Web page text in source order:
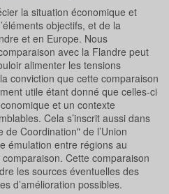
la situation économique et
objectifs, et de la
et en Europe. Nous
avec la Flandre peut
alimenter les tensions
conviction que cette comparaison
utile étant donné que celles-ci
et un contexte
Cela s’inscrit aussi dans
de Coordination" de l’Union
émulation entre régions au
Cette comparaison
les sources éventuelles des
d’amélioration possibles.